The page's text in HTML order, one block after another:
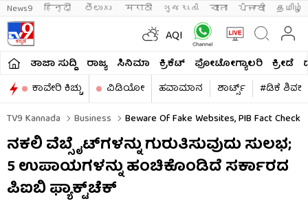
News9 हिन्दी తెలుగు मराठी ગુજરાતી বাংলা ਪੰਜਾਬੀ தமிழ்
AQI
ತಾಜಾ ಸುದ್ದಿ ರಾಜ್ಯ ಸಿನಿಮಾ ಕ್ರಿಕೆಟ್​ ಫೋಟೋಗ್ಯಾಲರಿ ಕ್ರೀಡೆ
ಕಾವೇರಿ ಕಿಚ್ಚು
ವಿಡಿಯೋ ಹವಾಮಾನ ಶಾರ್ಟ್ಸ್​
#ಡಿಕೆ
TV9 Kannada
Business Beware Of Fake Websites, PIB Fact Check
ನಕಲಿ ವೆಬ್ಸೈಟ್​ಗಳನ್ನು ಗುರುತಿಸುವುದು ಸುಲಭ;
5 ಉಪಾಯಗಳನ್ನು ಹಂಚಿಕೊಂಡಿದೆ ಸರ್ಕಾರದ
ಪಿಐಬಿ ಫ್ಯಾಕ್ಟ್​ಚೆಕ್